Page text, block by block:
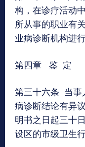
构，在诊疗活动
所从事的职业有
业病诊断机构进
第四章 鉴 定
第三十六条 当事
病诊断结论有异
明书之日起三十
设区的市级卫生